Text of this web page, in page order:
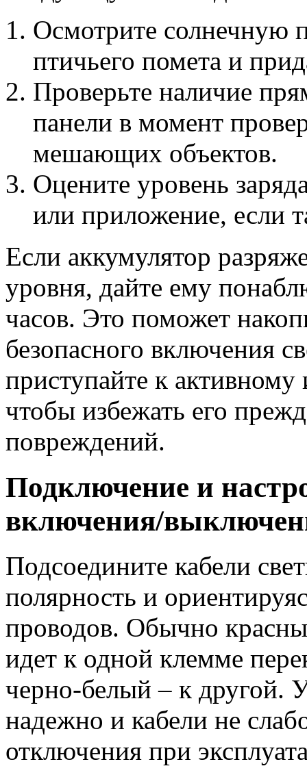
Осмотрите солнечную
птичьего помета и
Проверьте наличие
панели в момент
мешающих объектов.
Оцените уровень
или приложение, если
Если аккумулятор
уровня, дайте ему
часов. Это поможет
безопасного включения
приступайте к активному
чтобы избежать его
повреждений.
Подключение и
включения/
Подсоедините кабели
полярность и
проводов. Обычно
идет к одной клемме
черно-белый – к другой.
надежно и кабели не
отключения при